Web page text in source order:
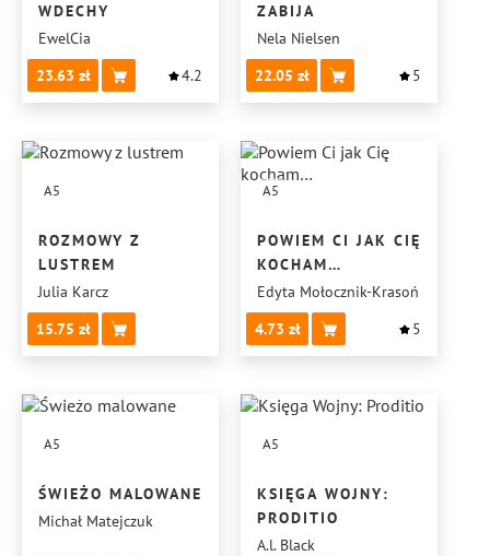
WDECHY
EwelCia
23.63
4.2
ZABIJA
Nela Nielsen
22.05
5
A5
ROZMOWY Z
LUSTREM
Julia Karcz
15.75
A5
POWIEM CI JAK CIĘ
KOCHAM…
Edyta Mołocznik-Krasoń
4.73
5
A5
ŚWIEŻO MALOWANE
Michał Matejczuk
A5
KSIĘGA WOJNY:
PRODITIO
A.l. Black